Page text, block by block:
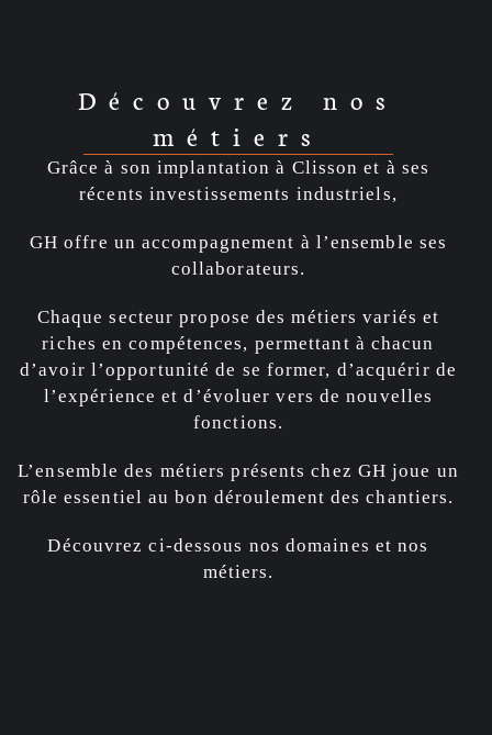
Découvrez nos
métiers
Grâce à son implantation à Clisson et à ses
récents investissements industriels,
GH offre un accompagnement à l’ensemble ses
collaborateurs.
Chaque secteur propose des métiers variés et
riches en compétences, permettant à chacun
d’avoir l’opportunité de se former, d’acquérir de
l’expérience et d’évoluer vers de nouvelles
fonctions.
L’ensemble des métiers présents chez GH joue un
rôle essentiel au bon déroulement des chantiers.
Découvrez ci-dessous nos domaines et nos
métiers.